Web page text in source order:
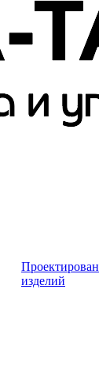
изделий